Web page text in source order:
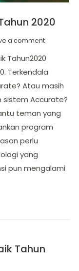
2020
a comment
Tahun2020
Terkendala
Atau masih
sistem Accurate?
teman yang
program
perlu
yang
pun mengalami
Tahun